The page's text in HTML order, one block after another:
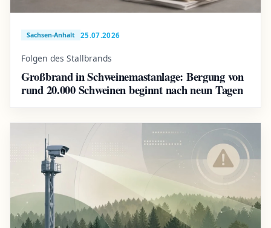
Sachsen-Anhalt 25.07.2026
Folgen des Stallbrands
Großbrand in Schweinemastanlage: Bergung von
rund 20.000 Schweinen beginnt nach neun Tagen